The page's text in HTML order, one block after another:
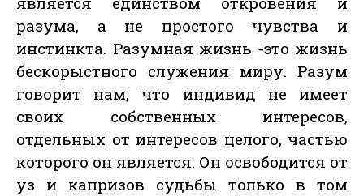
разума, а не простого чувства и
инстинкта. Разумная жизнь -это жизнь
бескорыстного служения миру. Разум
говорит нам, что индивид не имеет
своих собственных интересов,
отдельных от интересов целого, частью
которого он является. Он освободится от
уз и капризов судьбы только в том